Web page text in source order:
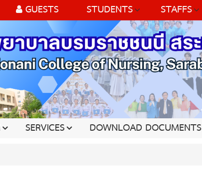
GUESTS STUDENTS STAFFS
SERVICES DOWNLOAD DOCUMENTS